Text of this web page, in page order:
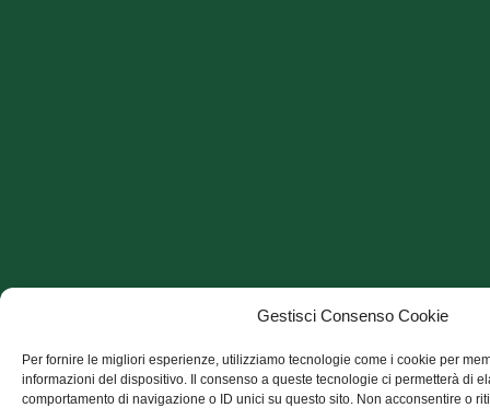
Gestisci Consenso Cookie
Per fornire le migliori esperienze, utilizziamo tecnologie come i cookie per
informazioni del dispositivo. Il consenso a queste tecnologie ci permetterà di
comportamento di navigazione o ID unici su questo sito. Non acconsentire o